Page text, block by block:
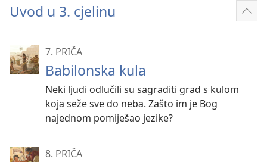
Uvod u 3. cjelinu
7. PRIČA
Babilonska kula
Neki ljudi odlučili su sagraditi grad s kulom
koja seže sve do neba. Zašto im je Bog
najednom pomiješao jezike?
8. PRIČA